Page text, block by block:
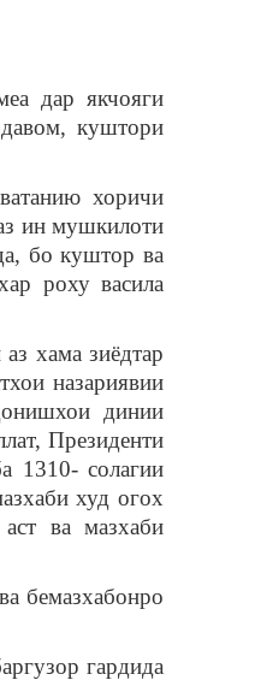
дар якчояги
куштори
хоричи
ин мушкилоти
бо куштор ва
роху васила
хама зиёдтар
назариявии
динии
Президенти
1310- солагии
худ огох
ва мазхаби
бемазхабонро
гардида